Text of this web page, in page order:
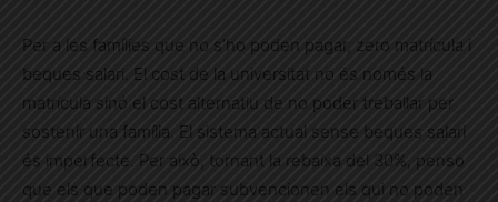
Per a les famílies que no s’ho poden pagar, zero matrícula i
beques salari. El cost de la universitat no és només la
matrícula sinó el cost alternatiu de no poder treballar per
sostenir una família. El sistema actual sense beques salari
és imperfecte. Per això, tornant la rebaixa del 30%, penso
que els que poden pagar subvencionen els qui no poden